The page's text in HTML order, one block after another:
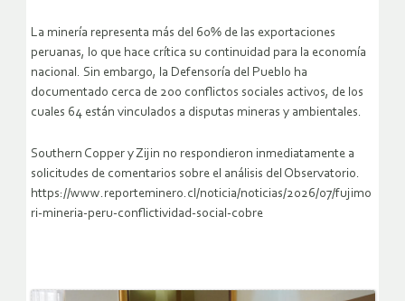
La minería representa más del 60% de las exportaciones
peruanas, lo que hace crítica su continuidad para la economía
nacional. Sin embargo, la Defensoría del Pueblo ha
documentado cerca de 200 conflictos sociales activos, de los
cuales 64 están vinculados a disputas mineras y ambientales.
Southern Copper y Zijin no respondieron inmediatamente a
solicitudes de comentarios sobre el análisis del Observatorio.
https://www.reporteminero.cl/noticia/noticias/2026/07/fujimo
ri-mineria-peru-conflictividad-social-cobre